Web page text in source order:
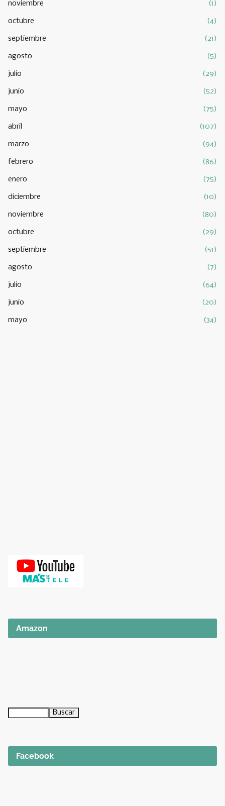
noviembre (1)
octubre (4)
septiembre (21)
agosto (5)
julio (29)
junio (52)
mayo (75)
abril (107)
marzo (94)
febrero (86)
enero (75)
diciembre (10)
noviembre (80)
octubre (29)
septiembre (51)
agosto (7)
julio (64)
junio (20)
mayo (34)
Amazon
Facebook